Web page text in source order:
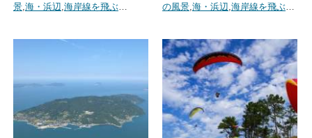
景,海・浜辺,海岸線を飛ぶ…
の風景,海・浜辺,海岸線を飛ぶ…